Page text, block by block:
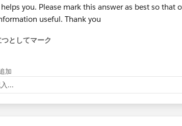
you. Please mark this answer as best so that
useful. Thank you
としてマーク
加
...